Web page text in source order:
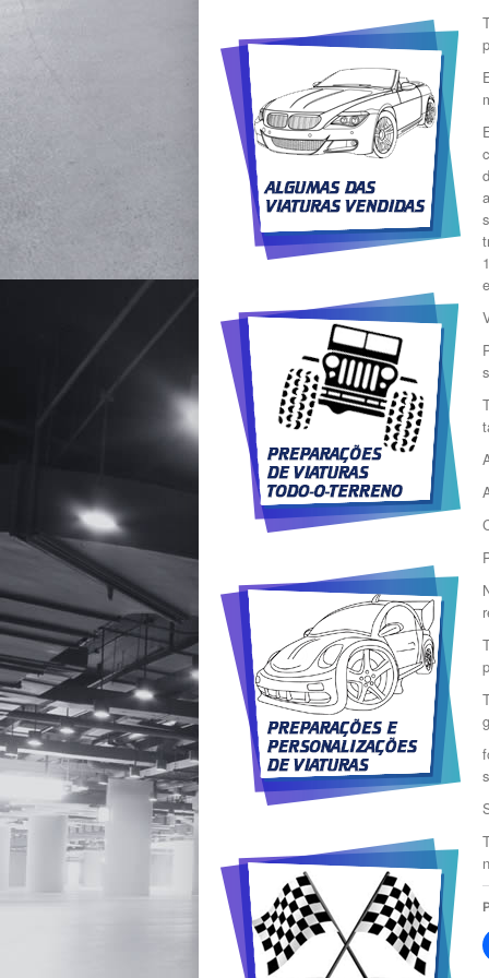
Faróis Xénon
Cortinas nas Portas
Não Fumador
Rádio C/ CD
Tunning Mecânico
Volante c/ Comandos
Rádio
Encostos de Cabeça
Traseiros
Pack M
Aibag's
Protecções de Motor
Acabamentos em Alumínio
Volante em Pele
Alarme
Assistência à Condução
Nocturna
S-Line
Acabamentos em Madeira
Volante Multi-Funções
Auto Rádio
Semi-Carenagem
Sensores de
Estacionamento
EDS Bloqueio Electrónico
do Diferencial
Barras de Tejadilho
Volante Regulável
Eletronicamente
Volante Regulável em
Altura
Tecto de Abrir Elétrico
Capota Eléctrica
Volante Regulável em
Altura + Profundidade
Tecto de Abrir Manual
Estacionamento
Automático